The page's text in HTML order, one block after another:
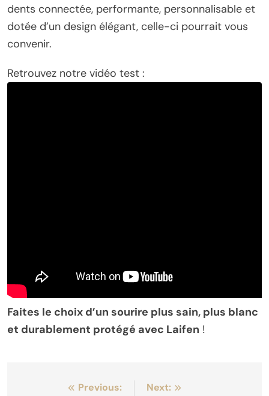
dents connectée, performante, personnalisable et
dotée d’un design élégant, celle-ci pourrait vous
convenir.
Retrouvez notre vidéo test :
Faites le choix d’un sourire plus sain, plus blanc
et durablement protégé avec Laifen !
NavigationPrevious: Next: